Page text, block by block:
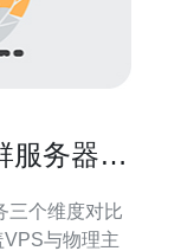
服务器租
与物理主